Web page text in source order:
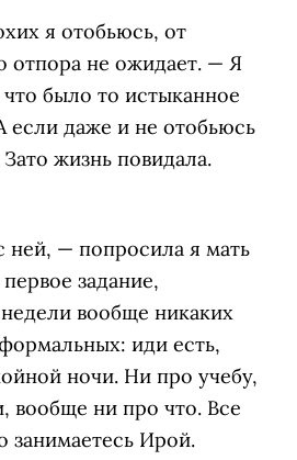
я отобьюсь, от
отпора не ожидает. — Я
было то истыканное
даже и не отобьюсь
жизнь повидала.
ней, — попросила я мать
задание,
вообще никаких
иди есть,
ночи. Ни про учебу,
вообще ни про что. Все
занимаетесь Ирой.